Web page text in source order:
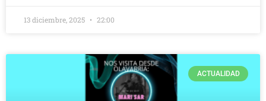
13 diciembre, 2025 22:00
ACTUALIDAD